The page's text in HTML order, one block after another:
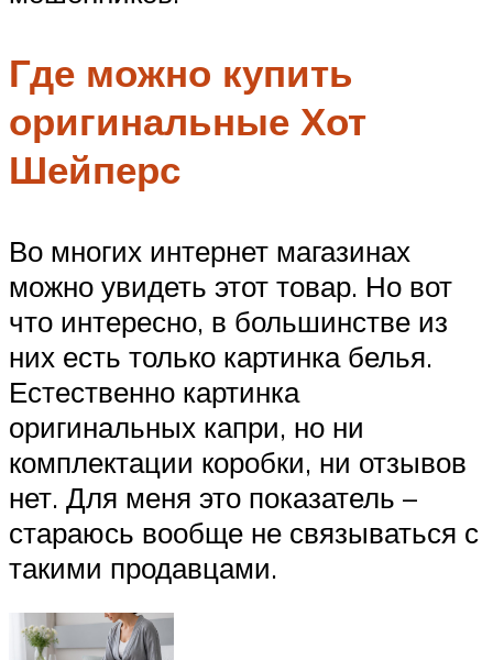
Где можно купить
оригинальные Хот
Шейперс
Во многих интернет магазинах
можно увидеть этот товар. Но вот
что интересно, в большинстве из
них есть только картинка белья.
Естественно картинка
оригинальных капри, но ни
комплектации коробки, ни отзывов
нет. Для меня это показатель –
стараюсь вообще не связываться с
такими продавцами.